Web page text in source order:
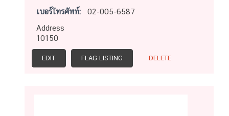
เบอร์โทรศัพท์:
02-005-6587
Address
10150
EDIT FLAG LISTING DELETE